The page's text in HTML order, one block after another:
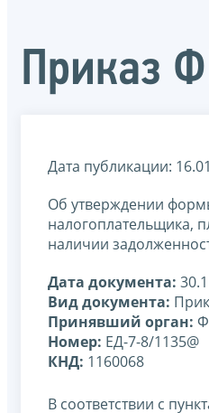
Приказ
Дата публикации:
Об утверждении
налогоплательщика,
наличии
Дата документа:
Вид документа:
Принявший орган:
Номер: ЕД-7-8/1135@
КНД: 1160068
В соответствии с